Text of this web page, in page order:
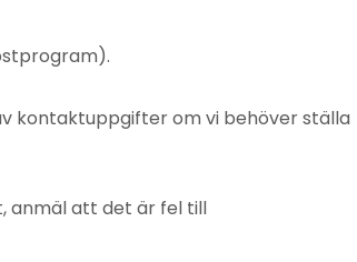
kontaktuppgifter om vi behöver ställa
anmäl att det är fel till